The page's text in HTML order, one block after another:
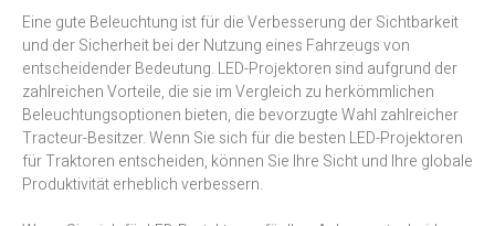
Eine gute Beleuchtung ist für die Verbesserung der Sichtbarkeit
und der Sicherheit bei der Nutzung eines Fahrzeugs von
entscheidender Bedeutung. LED-Projektoren sind aufgrund der
zahlreichen Vorteile, die sie im Vergleich zu herkömmlichen
Beleuchtungsoptionen bieten, die bevorzugte Wahl zahlreicher
Tracteur-Besitzer. Wenn Sie sich für die besten LED-Projektoren
für Traktoren entscheiden, können Sie Ihre Sicht und Ihre globale
Produktivität erheblich verbessern.